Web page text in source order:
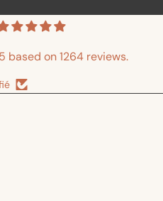
based on 1264 reviews.